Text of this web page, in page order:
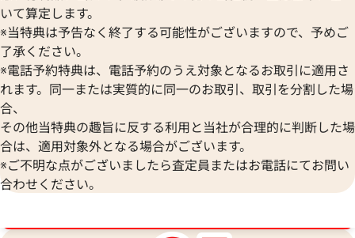
サンローラン カサンドラ 財布 レザー
参考買取価格
39,000円
サンローラン ク
参考買取価格
39,000円
いて算定します。
※当特典は予告なく終了する可能性がございますので、予めご
了承ください。
※電話予約特典は、電話予約のうえ対象となるお取引に適用さ
れます。同一または実質的に同一のお取引、取引を分割した場
合、
その他当特典の趣旨に反する利用と当社が合理的に判断した場
合は、適用対象外となる場合がございます。
※ご不明な点がございましたら査定員またはお電話にてお問い
合わせください。